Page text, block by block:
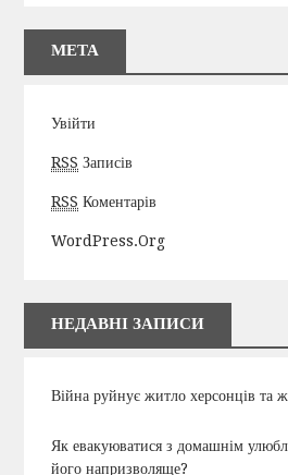
МЕТА
Увійти
RSS Записів
RSS Коментарів
WordPress.org
НЕДАВНІ ЗАПИСИ
Війна руйнує житло херсонців та
Як евакуюватися з домашнім
його напризволяще?